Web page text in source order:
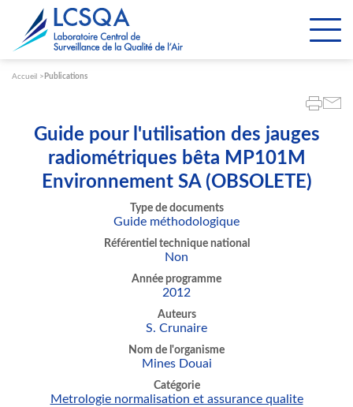
Accueil Publications
Guide pour l'utilisation des jauges
radiométriques bêta MP101M
Environnement SA (OBSOLETE)
Type de documents
Guide méthodologique
Référentiel technique national
Non
Année programme
2012
Auteurs
S. Crunaire
Nom de l'organisme
Mines Douai
Catégorie
Metrologie normalisation et assurance qualite
Paramétrer les cookies